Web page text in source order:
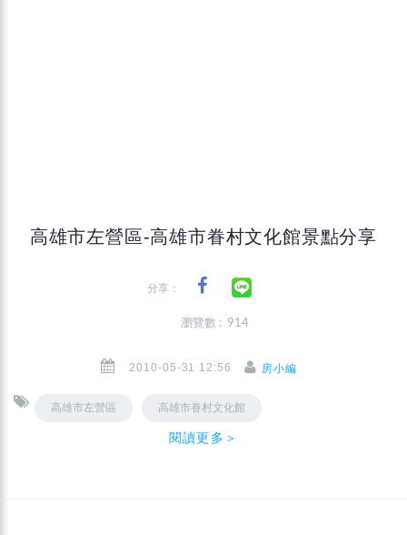
高雄市左營區-高雄市眷村文化館景點分享
分享：
瀏覽數 : 914
2010-05-31 12:56 房小編
高雄市左營區 高雄市眷村文化館
閱讀更多＞